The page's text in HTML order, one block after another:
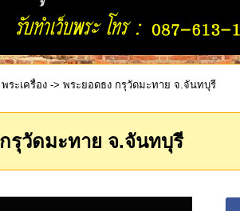
พระเครื่อง -> พระยอดธง กรุวัดมะทาย จ.จันทบุรี
รุวัดมะทาย จ.จันทบุรี